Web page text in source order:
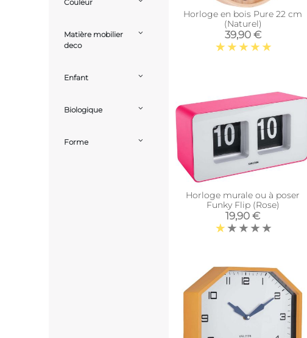
Couleur
Matière mobilier
deco
Enfant
Biologique
Forme
Horloge en bois Pure 22 cm
(Naturel)
39,90 €
Horloge murale ou à poser
Funky Flip (Rose)
19,90 €